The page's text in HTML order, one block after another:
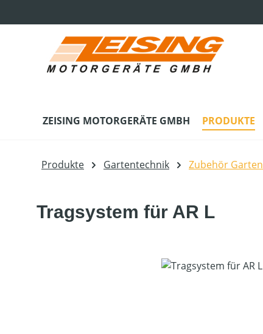
ZEISING MOTORGERÄTE GMBH PRODUKTE
Produkte Gartentechnik Zubehör Garten
Tragsystem für AR L